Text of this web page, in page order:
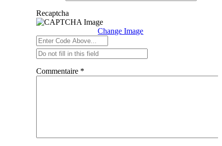
Recaptcha
Change Image
Commentaire *